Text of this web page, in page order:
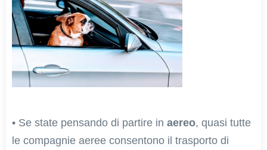
• Se state pensando di partire in aereo, quasi tutte
le compagnie aeree consentono il trasporto di